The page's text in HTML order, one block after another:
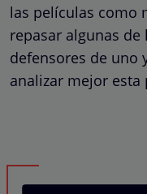
las películas como
repasar algunas
defensores de uno
analizar mejor esta